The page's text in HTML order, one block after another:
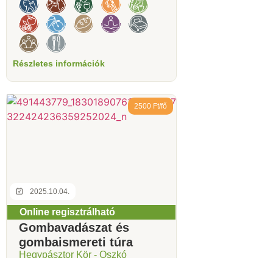
Részletes információk
Online regisztrálható
2025.10.04.
2500 Ft/fő
Gombavadászat és
gombaismereti túra
Hegypásztor Kör - Oszkó